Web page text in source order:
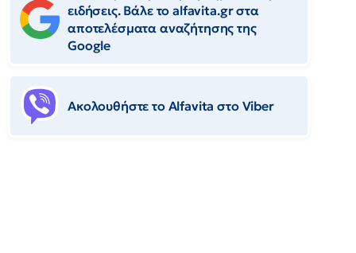
ειδήσεις. Βάλε το alfavita.gr στα
αποτελέσματα αναζήτησης της
Google
Ακολουθήστε το Αlfavita στο Viber